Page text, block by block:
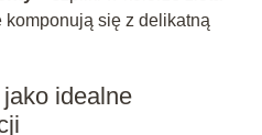
komponują się z delikatną
idealne